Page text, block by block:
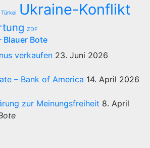
Türkei Ukraine-Konflikt
ZDF
Blauer Bote
verkaufen 23. Juni 2026
– Bank of America 14. April 2026
zur Meinungsfreiheit 8. April